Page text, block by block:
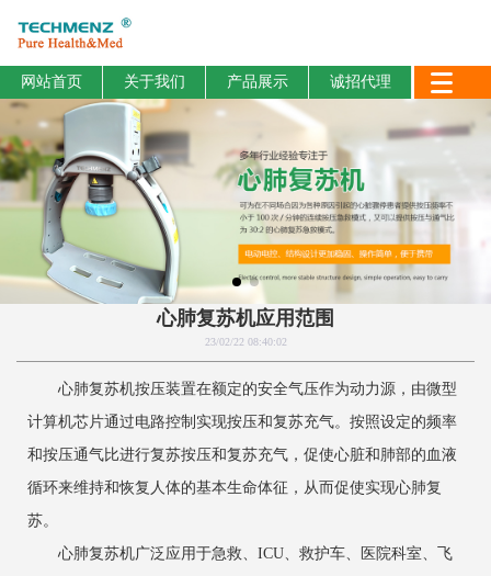
网站首页 关于我们 产品展示 诚招代理
心肺复苏机应用范围
23/02/22 08:40:02
心肺复苏机按压装置在额定的安全气压作为动力源，由微型
计算机芯片通过电路控制实现按压和复苏充气。按照设定的频率
和按压通气比进行复苏按压和复苏充气，促使心脏和肺部的血液
循环来维持和恢复人体的基本生命体征，从而促使实现心肺复
苏。
心肺复苏机广泛应用于急救、ICU、救护车、医院科室、飞